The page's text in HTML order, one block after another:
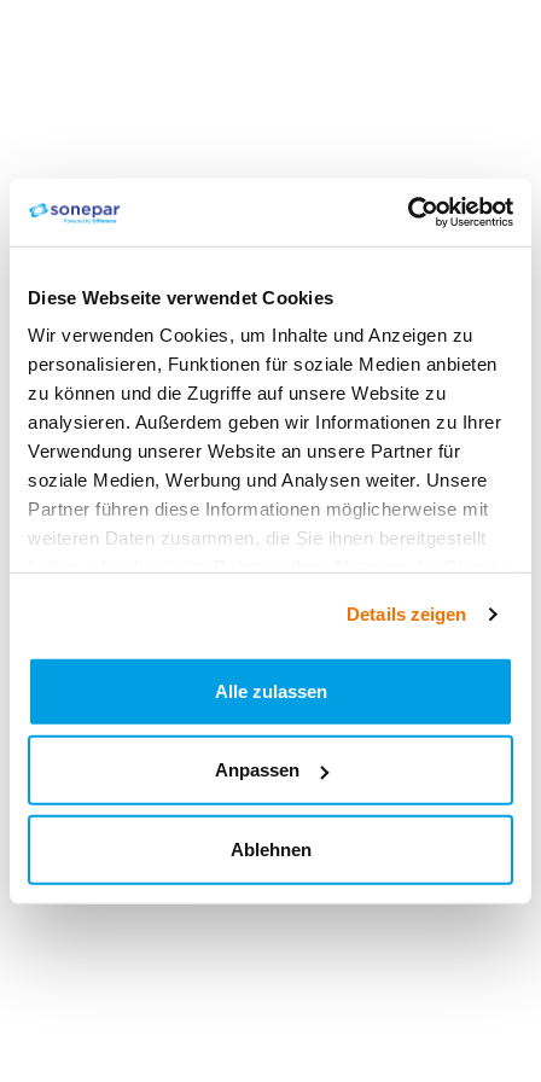
Diese Webseite verwendet Cookies
Wir verwenden Cookies, um Inhalte und Anzeigen zu
personalisieren, Funktionen für soziale Medien anbieten
zu können und die Zugriffe auf unsere Website zu
analysieren. Außerdem geben wir Informationen zu Ihrer
Verwendung unserer Website an unsere Partner für
soziale Medien, Werbung und Analysen weiter. Unsere
Partner führen diese Informationen möglicherweise mit
weiteren Daten zusammen, die Sie ihnen bereitgestellt
Details zeigen
Alle zulassen
Anpassen
Ablehnen